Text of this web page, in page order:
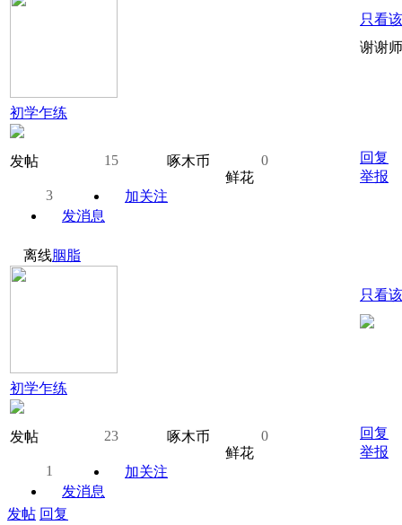
初学乍练
发帖 15 啄木币
0
鲜花
3
加关注
发消息
只看
谢谢
回复
举报
离线胭脂
初学乍练
发帖 23 啄木币
0
鲜花
1
加关注
发消息
只看
回复
举报
发帖 回复